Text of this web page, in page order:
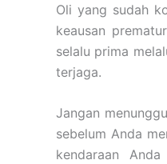
Oli yang sudah
keausan
selalu prima
terjaga.
Jangan
sebelum Anda
kendaraan